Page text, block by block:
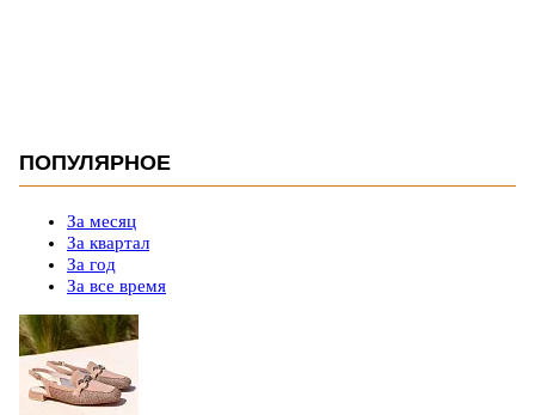
ПОПУЛЯРНОЕ
За месяц
За квартал
За год
За все время